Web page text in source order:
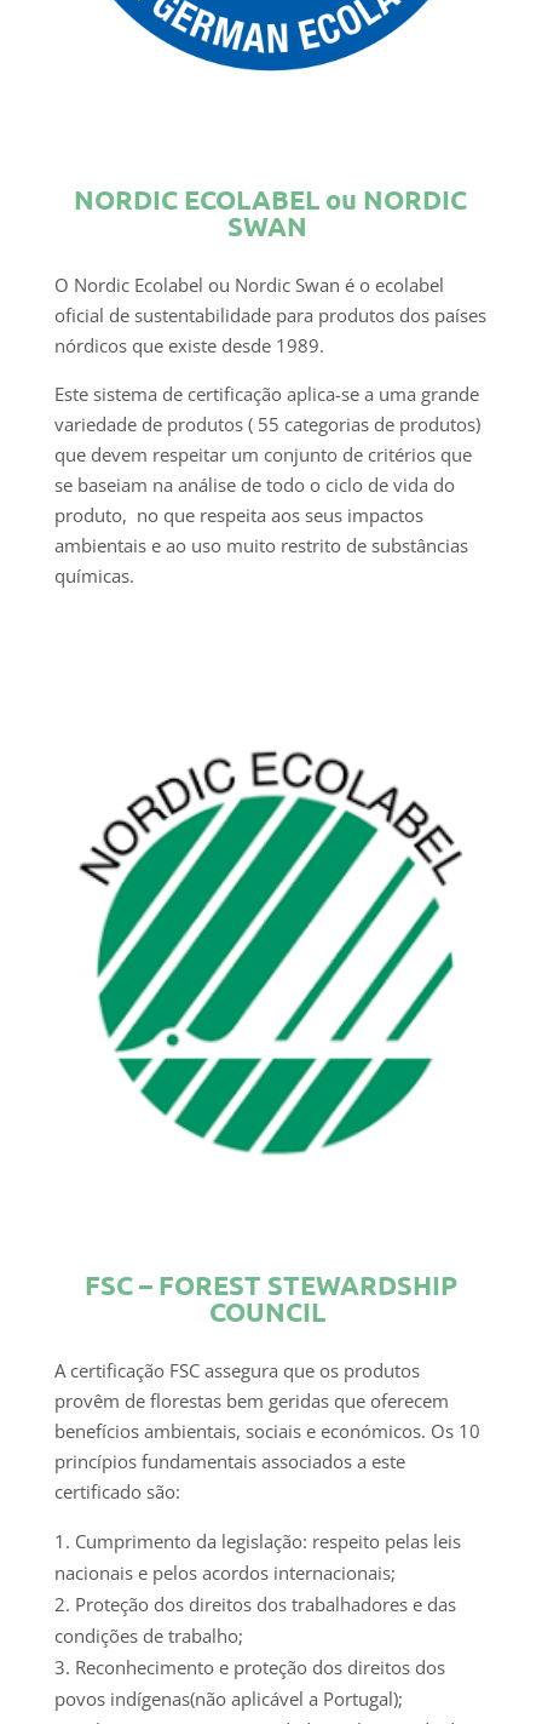
NORDIC ECOLABEL ou NORDIC
SWAN
O Nordic Ecolabel ou Nordic Swan é o ecolabel
oficial de sustentabilidade para produtos dos países
nórdicos que existe desde 1989.
Este sistema de certificação aplica-se a uma grande
variedade de produtos ( 55 categorias de produtos)
que devem respeitar um conjunto de critérios que
se baseiam na análise de todo o ciclo de vida do
produto, no que respeita aos seus impactos
ambientais e ao uso muito restrito de substâncias
químicas.
FSC – FOREST STEWARDSHIP
COUNCIL
A certificação FSC assegura que os produtos
provêm de florestas bem geridas que oferecem
benefícios ambientais, sociais e económicos. Os 10
princípios fundamentais associados a este
certificado são:
Cumprimento da legislação: respeito pelas leis
nacionais e pelos acordos internacionais;
Proteção dos direitos dos trabalhadores e das
condições de trabalho;
Reconhecimento e proteção dos direitos dos
povos indígenas(não aplicável a Portugal);